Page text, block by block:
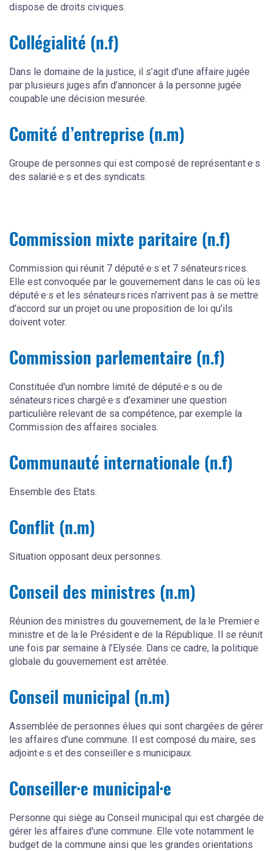
dispose de droits civiques.
Collégialité (n.f)
Dans le domaine de la justice, il s’agit d’une affaire jugée
par plusieurs juges afin d’annoncer à la personne jugée
coupable une décision mesurée.
Comité d’entreprise (n.m)
Groupe de personnes qui est composé de représentant·e·s
des salarié·e·s et des syndicats.
Commission mixte paritaire (n.f)
Commission qui réunit 7 député·e·s et 7 sénateurs·rices.
Elle est convoquée par le gouvernement dans le cas où les
député·e·s et les sénateurs·rices n’arrivent pas à se mettre
d’accord sur un projet ou une proposition de loi qu’ils
doivent voter.
Commission parlementaire (n.f)
Constituée d'un nombre limité de député·e·s ou de
sénateurs·rices chargé·e·s d'examiner une question
particulière relevant de sa compétence, par exemple la
Commission des affaires sociales.
Communauté internationale (n.f)
Ensemble des Etats.
Conflit (n.m)
Situation opposant deux personnes.
Conseil des ministres (n.m)
Réunion des ministres du gouvernement, de la·le Premier·e
ministre et de la·le Président·e de la République. Il se réunit
une fois par semaine à l’Elysée. Dans ce cadre, la politique
globale du gouvernement est arrêtée.
Conseil municipal (n.m)
Assemblée de personnes élues qui sont chargées de gérer
les affaires d’une commune. Il est composé du maire, ses
adjoint·e·s et des conseiller·e·s municipaux.
Conseiller·e municipal·e
Personne qui siège au Conseil municipal qui est chargée de
gérer les affaires d'une commune. Elle vote notamment le
budget de la commune ainsi que les grandes orientations